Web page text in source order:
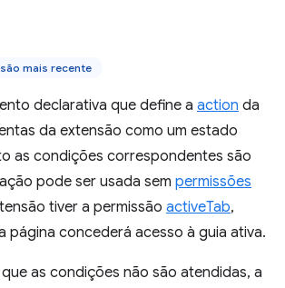
mais recente
declarativa que define a action da
da extensão como um estado
as condições correspondentes são
pode ser usada sem permissões
tiver a permissão activeTab,
página concederá acesso à guia ativa.
as condições não são atendidas, a